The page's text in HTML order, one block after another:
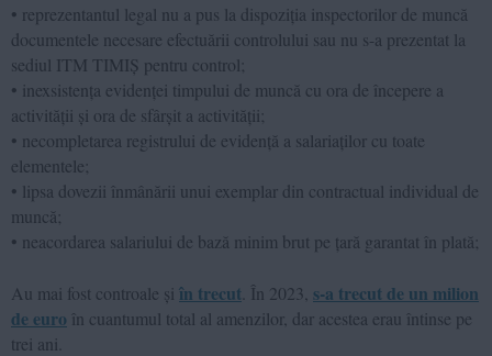
• reprezentantul legal nu a pus la dispoziția inspectorilor de muncă
documentele necesare efectuării controlului sau nu s-a prezentat la
sediul ITM TIMIȘ pentru control;
• inexsistența evidenței timpului de muncă cu ora de începere a
activității și ora de sfârșit a activității;
• necompletarea registrului de evidență a salariaților cu toate
elementele;
• lipsa dovezii înmânării unui exemplar din contractual individual de
muncă;
• neacordarea salariului de bază minim brut pe țară garantat în plată;
Au mai fost controale și în trecut . În 2023, s-a trecut de un milion
de euro în cuantumul total al amenzilor, dar acestea erau întinse pe
trei ani.